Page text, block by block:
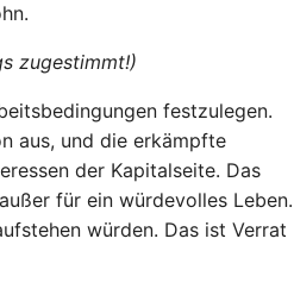
zugestimmt!)
festzulegen.
aus, und die erkämpfte
der Kapitalseite. Das
für ein würdevolles Leben.
würden. Das ist Verrat